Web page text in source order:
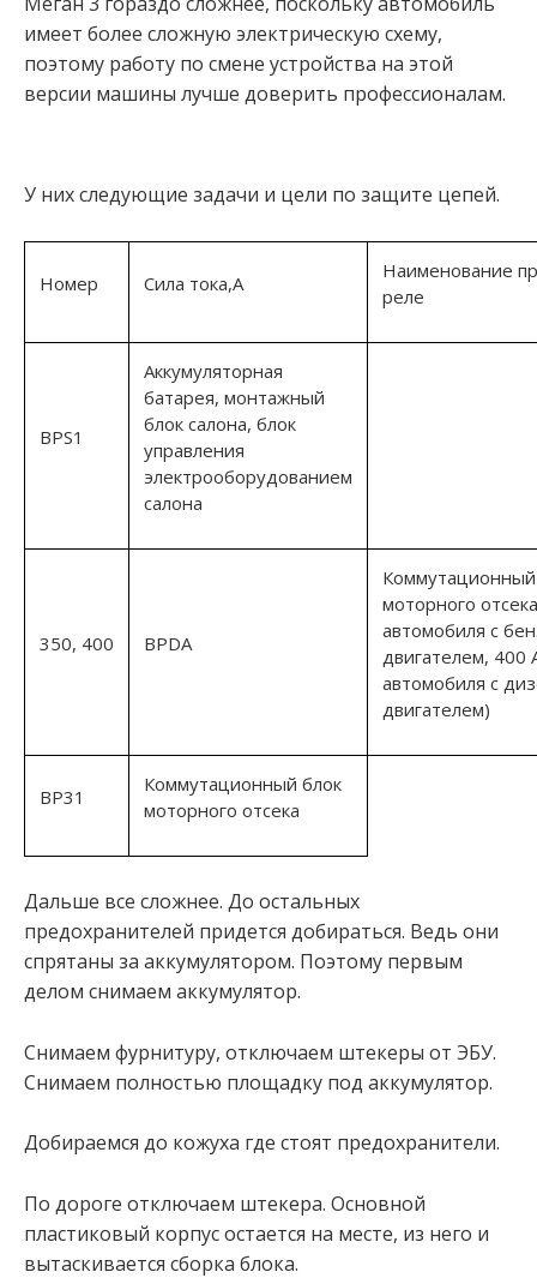
имеет более сложную электрическую схему,
поэтому работу по смене устройства на этой
версии машины лучше доверить профессионалам.
У них следующие задачи и цели по защите цепей.
Номер Сила тока,А
Наименование
реле
BPS1
Аккумуляторная
батарея, монтажный
блок салона, блок
управления
электрооборудованием
салона
350, 400 BPDA
моторного
автомобиля с
двигателем,
автомобиля с
двигателем)
ВР31
Коммутационный блок
моторного отсека
Дальше все сложнее. До остальных
предохранителей придется добираться. Ведь они
спрятаны за аккумулятором. Поэтому первым
делом снимаем аккумулятор.
Снимаем фурнитуру, отключаем штекеры от ЭБУ.
Снимаем полностью площадку под аккумулятор.
Добираемся до кожуха где стоят предохранители.
По дороге отключаем штекера. Основной
пластиковый корпус остается на месте, из него и
вытаскивается сборка блока.